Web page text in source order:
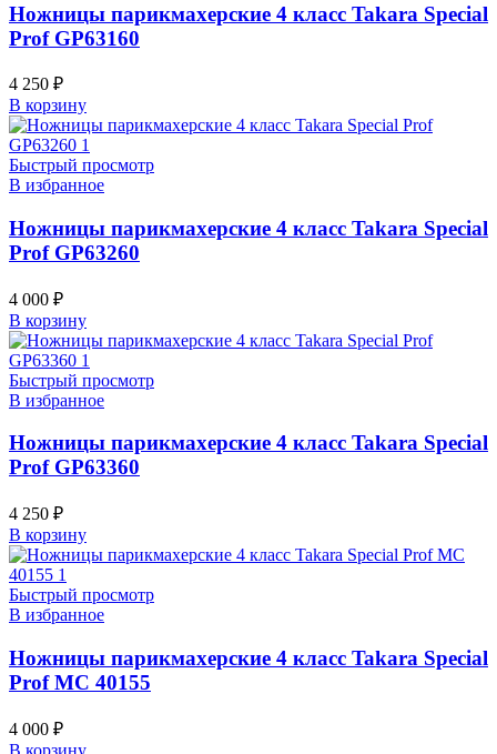
Ножницы парикмахерские 4 класс Takara Special
Prof GP63160
4 250 ₽
В корзину
Быстрый просмотр
В избранное
Ножницы парикмахерские 4 класс Takara Special
Prof GP63260
4 000 ₽
В корзину
Быстрый просмотр
В избранное
Ножницы парикмахерские 4 класс Takara Special
Prof GP63360
4 250 ₽
В корзину
Быстрый просмотр
В избранное
Ножницы парикмахерские 4 класс Takara Special
Prof MC 40155
4 000 ₽
В корзину